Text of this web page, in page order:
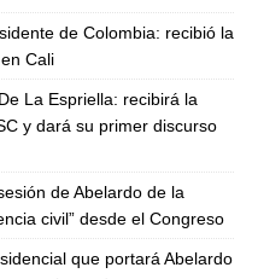
de Colombia: recibió la
Cali
La Espriella: recibirá la
y dará su primer discurso
de Abelardo de la
civil” desde el Congreso
que portará Abelardo